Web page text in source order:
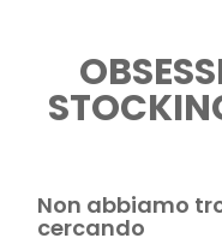
Non abbiamo
cercando